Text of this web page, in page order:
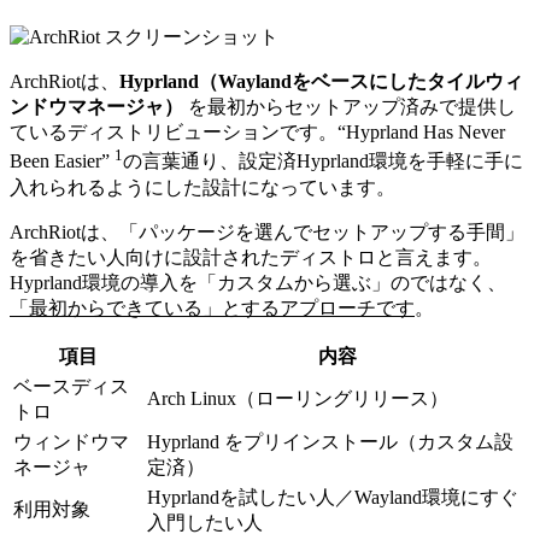
ArchRiotは、 Hyprland（Waylandをベースにしたタイルウィ
ンドウマネージャ）
を最初からセットアップ済みで提供し
ているディストリビューションです。 “Hyprland Has Never
Been Easier” 1の言葉通り、設定済Hyprland環境を手軽に手に
入れられるようにした設計になっています。
ArchRiotは、「パッケージを選んでセットアップする手間」
を省きたい人向けに設計されたディストロと言えます。
Hyprland環境の導入を「カスタムから選ぶ」のではなく、
「最初からできている」とするアプローチです。
項目
内容
ベースディス
トロ
Arch Linux（ローリングリリース）
ウィンドウマ
ネージャ
Hyprland をプリインストール（カスタム設
定済）
利用対象
Hyprlandを試したい人／Wayland環境にすぐ
入門したい人